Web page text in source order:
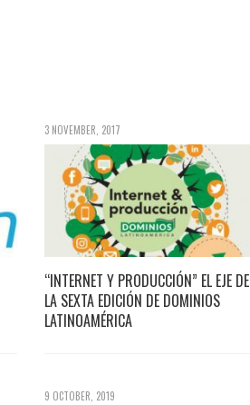
3 NOVEMBER, 2017
“INTERNET Y PRODUCCIÓN” EL EJE DE
LA SEXTA EDICIÓN DE DOMINIOS
LATINOAMÉRICA
9 OCTOBER, 2019